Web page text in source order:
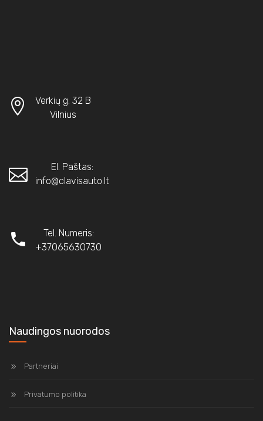
Verkių g. 32 B
Vilnius
El. Paštas:
info@clavisauto.lt
Tel. Numeris:
+37065630730
Naudingos nuorodos
Partneriai
Privatumo politika